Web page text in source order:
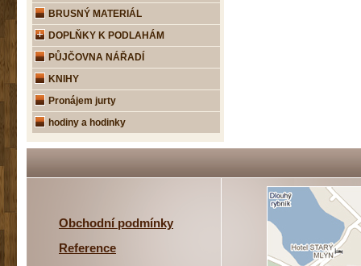
BRUSNÝ MATERIÁL
DOPLŇKY K PODLAHÁM
PŮJČOVNA NÁŘADÍ
KNIHY
Pronájem jurty
hodiny a hodinky
Obchodní podmínky
Reference